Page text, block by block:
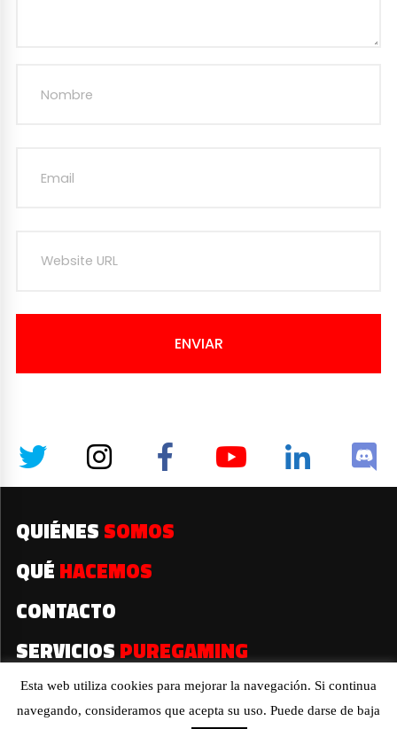
ENVIAR
QUIÉNES SOMOS
QUÉ HACEMOS
CONTACTO
SERVICIOS PUREGAMING
2019© Todos los derechos reservados
Esta web utiliza cookies para mejorar la navegación. Si continua
navegando, consideramos que acepta su uso. Puede darse de baja